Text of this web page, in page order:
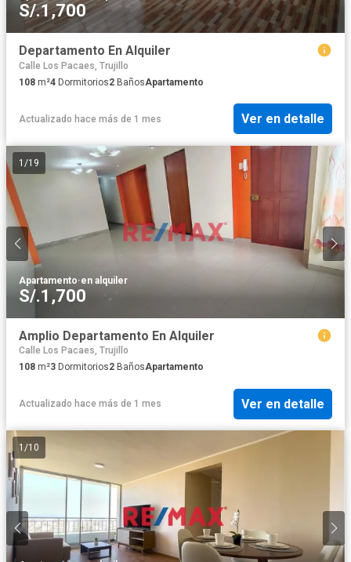
S/.1,700
Departamento En Alquiler
Calle Los Pacaes, Trujillo
108 m²4 Dormitorios2 BañosApartamento
Actualizado hace más de 1 mes Ver en detalle
1 /19
Apartamento·en alquiler
S/.1,700
Amplio Departamento En Alquiler
Calle Los Pacaes, Trujillo
108 m²3 Dormitorios2 BañosApartamento
Actualizado hace más de 1 mes Ver en detalle
1 /10